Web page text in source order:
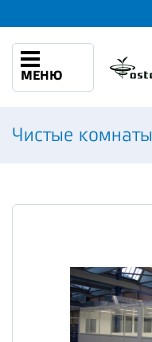
МЕНЮ
Чистые комнаты